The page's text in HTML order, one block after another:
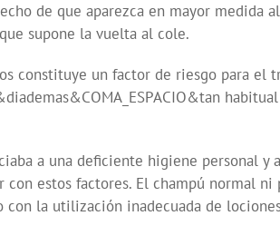
de que aparezca en mayor medida
supone la vuelta al cole.
constituye un factor de riesgo para el
a una deficiente higiene personal y
estos factores. El champú normal
la utilización inadecuada de